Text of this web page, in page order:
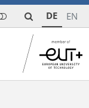
DE EN